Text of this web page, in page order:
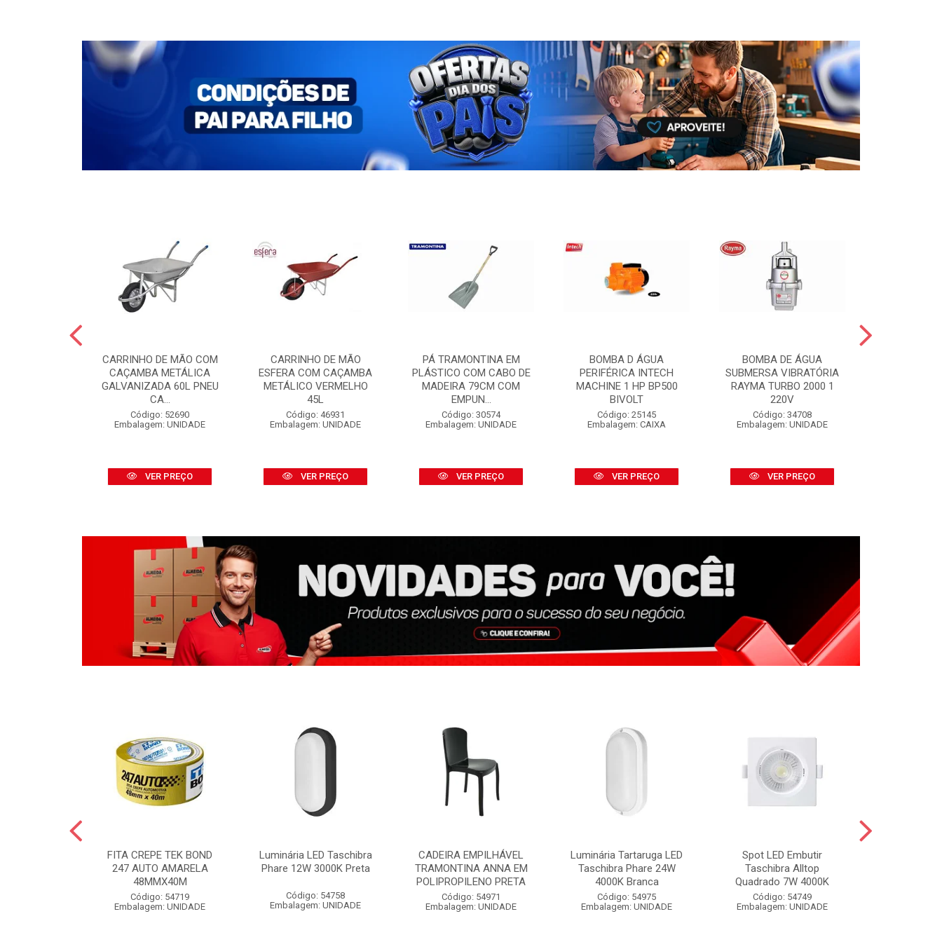
CARRINHO DE MÃO COM
CAÇAMBA METÁLICA
GALVANIZADA 60L PNEU
CA...
Código: 52690
Embalagem: UNIDADE
VER PREÇO
CARRINHO DE MÃO
ESFERA COM CAÇAMBA
METÁLICO VERMELHO
45L
Código: 46931
Embalagem: UNIDADE
VER PREÇO
PÁ TRAMONTINA EM
PLÁSTICO COM CABO DE
MADEIRA 79CM COM
EMPUN...
Código: 30574
Embalagem: UNIDADE
VER PREÇO
BOMBA D ÁGUA
PERIFÉRICA INTECH
MACHINE 1 HP BP500
BIVOLT
Código: 25145
Embalagem: CAIXA
VER PREÇO
BOMBA DE ÁGUA
SUBMERSA VIBRATÓRIA
RAYMA TURBO 2000 1
220V
Código: 34708
Embalagem: UNIDADE
VER PREÇO
FITA CREPE TEK BOND
247 AUTO AMARELA
48MMX40M
Código: 54719
Embalagem: UNIDADE
Luminária LED Taschibra
Phare 12W 3000K Preta
Código: 54758
Embalagem: UNIDADE
CADEIRA EMPILHÁVEL
TRAMONTINA ANNA EM
POLIPROPILENO PRETA
Código: 54971
Embalagem: UNIDADE
Luminária Tartaruga LED
Taschibra Phare 24W
4000K Branca
Código: 54975
Embalagem: UNIDADE
Spot LED Embutir
Taschibra Alltop
Quadrado 7W 4000K
Código: 54749
Embalagem: UNIDADE